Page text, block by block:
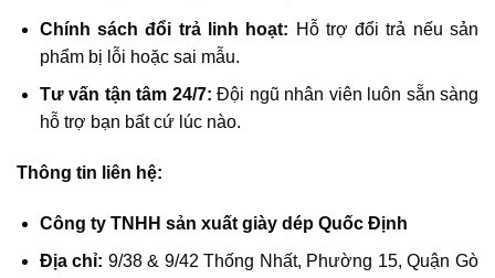
Chính sách đổi trả linh hoạt: Hỗ trợ đổi trả nếu sản
phẩm bị lỗi hoặc sai mẫu.
Tư vấn tận tâm 24/7:Đội ngũ nhân viên luôn sẵn sàng
hỗ trợ bạn bất cứ lúc nào.
Thông tin liên hệ:
Công ty TNHH sản xuất giày dép Quốc Định
Địa chỉ: 9/38 & 9/42 Thống Nhất, Phường 15, Quận Gò